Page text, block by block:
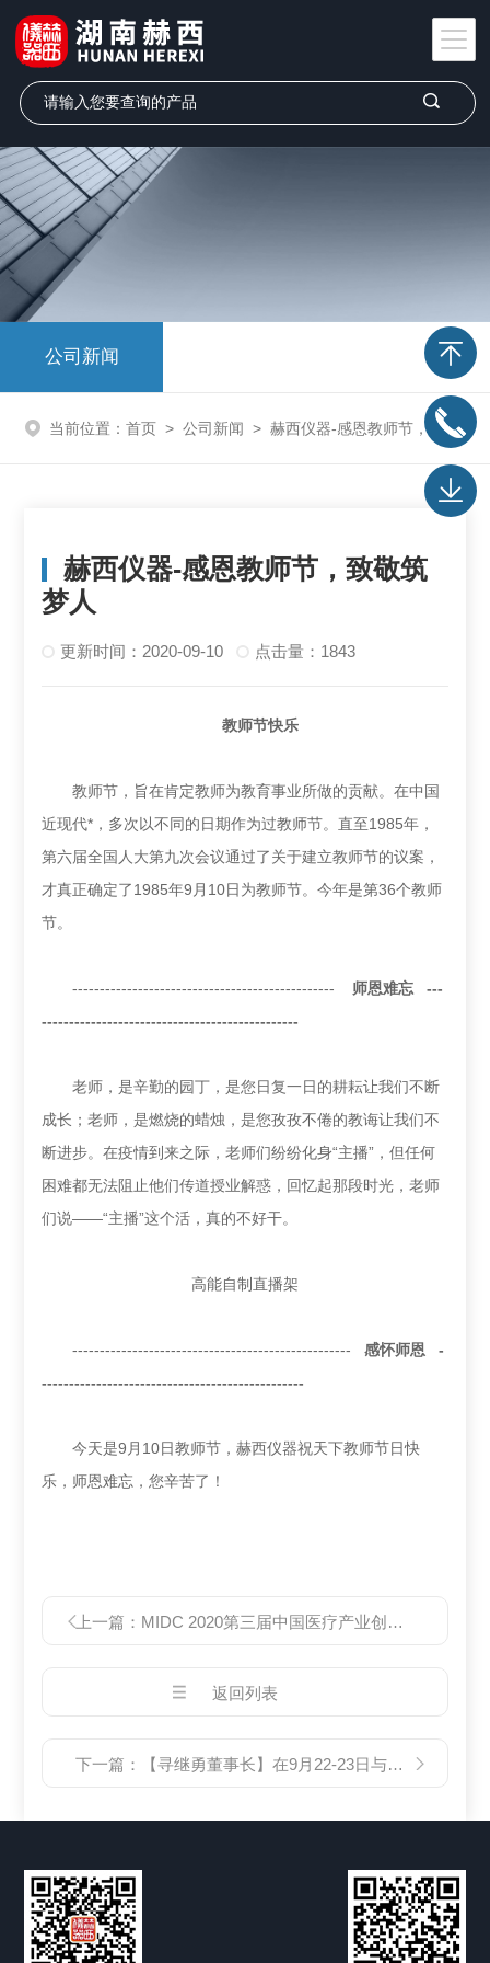
公司新闻
当前位置： 首页 > 公司新闻 > 赫西仪器-感恩教师节，致敬筑梦人
赫西仪器-感恩教师节，致敬筑
梦人
更新时间：2020-09-10 点击量：1843
教师节快乐
教师节，旨在肯定教师为教育事业所做的贡献。在中国
近现代*，多次以不同的日期作为过教师节。直至1985年，
第六届全国人大第九次会议通过了关于建立教师节的议案，
才真正确定了1985年9月10日为教师节。今年是第36个教师
节。
------------------------------------------------ 师恩难忘 ---
-----------------------------------------------
老师，是辛勤的园丁，是您日复一日的耕耘让我们不断
成长；老师，是燃烧的蜡烛，是您孜孜不倦的教诲让我们不
断进步。在疫情到来之际，老师们纷纷化身“主播”，但任何
困难都无法阻止他们传道授业解惑，回忆起那段时光，老师
们说——“主播”这个活，真的不好干。
高能自制直播架
---------------------------------------------------感怀师恩 -
------------------------------------------------
今天是9月10日教师节，赫西仪器祝天下教师节日快
乐，师恩难忘，您辛苦了！
上一篇： MIDC 2020第三届中国医疗产业创新与发展大会将在珠海会展中心召开
返回列表
下一篇： 【寻继勇董事长】在9月22-23日与您相约南京！